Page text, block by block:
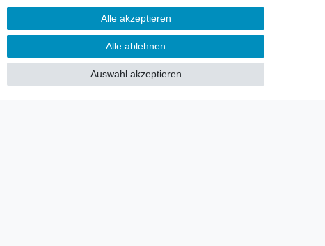
Sie möchten über neu eingetroffene
Lagerware oder Neuheiten
allgemein informiert werden?
Alle akzeptieren
Alle ablehnen
Auswahl akzeptieren